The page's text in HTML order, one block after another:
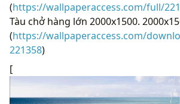
(https://wallpaperaccess.com/full/
Tàu chở hàng lớn 2000x1500.
(https://wallpaperaccess.com/
221358)
[